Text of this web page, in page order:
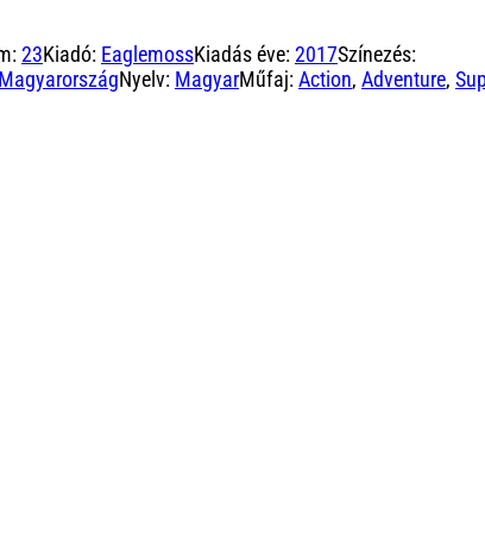
23Kiadó: EaglemossKiadás éve:2017Színezés:
MagyarországNyelv: MagyarMűfaj:Action, Adventure,